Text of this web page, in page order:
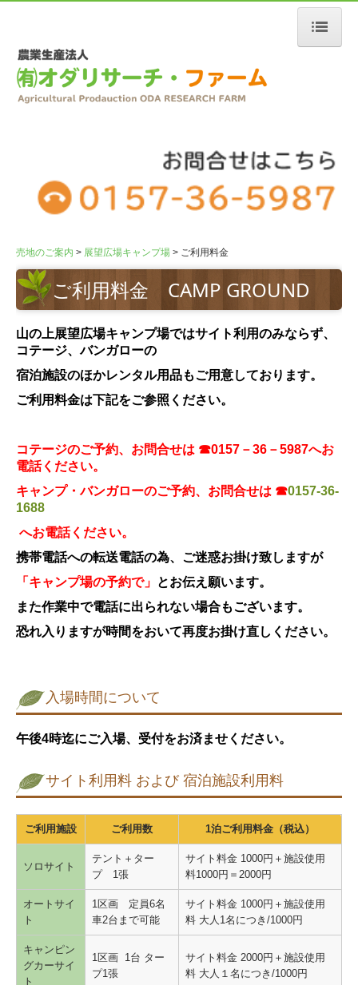
売地のご案内
トップページ
展望広場キャンプ場
ご利用料金
野付牛熟成たい肥
使用方法とご注意
肥料取締法に基づく表示
環境/CSR活動
リンク
パブリシティ
サイトマップ
売地のご案内 展望広場キャンプ場 ご利用料金
ご利用料金 CAMP GROUND
山の上展望広場キャンプ場ではサイト利用のみならず、
コテージ、バンガローの
宿泊施設のほかレンタル用品もご用意しております。
ご利用料金は下記をご参照ください。
コテージのご予約、お問合せは ☎0157－36－5987へお
電話ください。
キャンプ・バンガローのご予約、お問合せは ☎0157-36-
1688
へお電話ください。
携帯電話への転送電話の為、ご迷惑お掛け致しますが
「キャンプ場の予約で」 とお伝え願います。
また作業中で電話に出られない場合もございます。
恐れ入りますが時間をおいて再度お掛け直しください。
入場時間について
午後4時迄にご入場、受付をお済ませください。
サイト利用料 および 宿泊施設利用料
ご利用施設 ご利用数 1泊ご利用料金（税込）
ソロサイト
テント＋ター
プ 1張
サイト料金 1000円＋施設使用
料1000円＝2000円
オートサイ
ト
1区画 定員6名
車2台まで可能
サイト料金 1000円＋施設使用
料 大人1名につき/1000円
キャンピン
グカーサイ
ト
1区画 1台 ター
プ1張
サイト料金 2000円＋施設使用
料 大人１名につき/1000円